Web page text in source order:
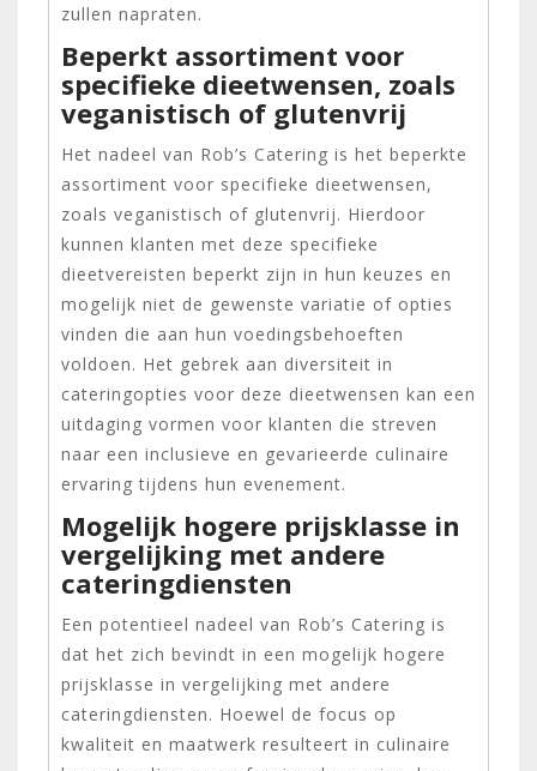
zullen napraten.
Beperkt assortiment voor
specifieke dieetwensen, zoals
veganistisch of glutenvrij
Het nadeel van Rob’s Catering is het beperkte
assortiment voor specifieke dieetwensen,
zoals veganistisch of glutenvrij. Hierdoor
kunnen klanten met deze specifieke
dieetvereisten beperkt zijn in hun keuzes en
mogelijk niet de gewenste variatie of opties
vinden die aan hun voedingsbehoeften
voldoen. Het gebrek aan diversiteit in
cateringopties voor deze dieetwensen kan een
uitdaging vormen voor klanten die streven
naar een inclusieve en gevarieerde culinaire
ervaring tijdens hun evenement.
Mogelijk hogere prijsklasse in
vergelijking met andere
cateringdiensten
Een potentieel nadeel van Rob’s Catering is
dat het zich bevindt in een mogelijk hogere
prijsklasse in vergelijking met andere
cateringdiensten. Hoewel de focus op
kwaliteit en maatwerk resulteert in culinaire